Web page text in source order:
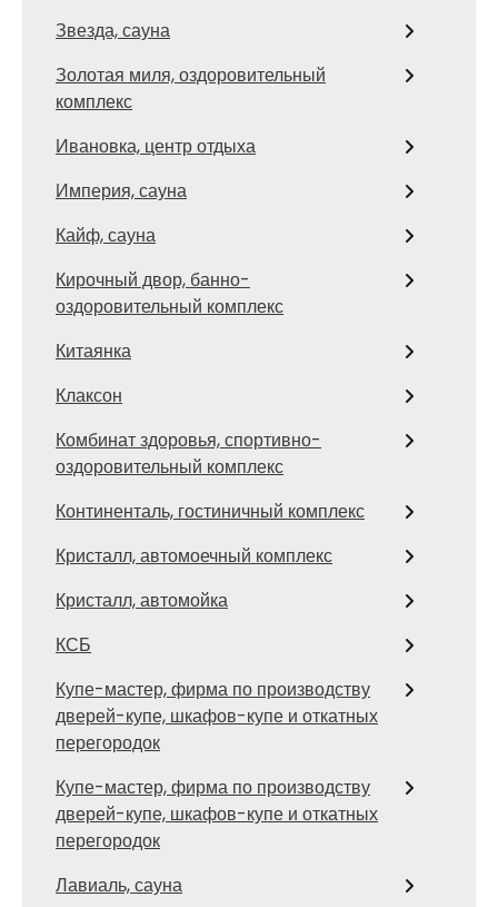
Звезда, сауна
Золотая миля, оздоровительный
комплекс
Ивановка, центр отдыха
Империя, сауна
Кайф, сауна
Кирочный двор, банно-
оздоровительный комплекс
Китаянка
Клаксон
Комбинат здоровья, спортивно-
оздоровительный комплекс
Континенталь, гостиничный комплекс
Кристалл, автомоечный комплекс
Кристалл, автомойка
КСБ
Купе-мастер, фирма по производству
дверей-купе, шкафов-купе и откатных
перегородок
Купе-мастер, фирма по производству
дверей-купе, шкафов-купе и откатных
перегородок
Лавиаль, сауна